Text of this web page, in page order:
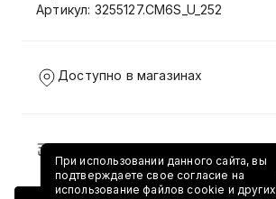
Артикул: 3255127.CM6S_U_252
Доступно в магазинах
Доставка и возврат
При использовании данного сайта, вы
подтверждаете свое согласие на
использование файлов cookie и других